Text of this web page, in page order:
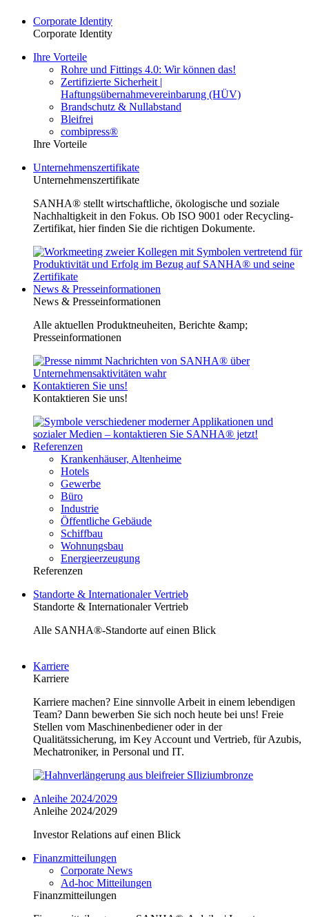
Corporate Identity
Corporate Identity
Ihre Vorteile
Rohre und Fittings 4.0: Wir können das!
Zertifizierte Sicherheit |
Haftungsübernahmevereinbarung (HÜV)
Brandschutz & Nullabstand
Bleifrei
combipress®
Ihre Vorteile
Unternehmenszertifikate
Unternehmenszertifikate
SANHA® stellt wirtschaftliche, ökologische und soziale
Nachhaltigkeit in den Fokus. Ob ISO 9001 oder Recycling-
Zertifikat, hier finden Sie die richtigen Dokumente.
News & Presseinformationen
News & Presseinformationen
Alle aktuellen Produktneuheiten, Berichte &amp;
Presseinformationen
Kontaktieren Sie uns!
Kontaktieren Sie uns!
Referenzen
Krankenhäuser, Altenheime
Hotels
Gewerbe
Büro
Industrie
Öffentliche Gebäude
Schiffbau
Wohnungsbau
Energieerzeugung
Referenzen
Standorte & Internationaler Vertrieb
Standorte & Internationaler Vertrieb
Alle SANHA®-Standorte auf einen Blick
Karriere
Karriere
Karriere machen? Eine sinnvolle Arbeit in einem lebendigen
Team? Dann bewerben Sie sich noch heute bei uns! Freie
Stellen vom Maschinenbediener oder in der
Qualitätssicherung, im Key Account und Vertrieb, für Azubis,
Mechatroniker, in Personal und IT.
Anleihe 2024/2029
Anleihe 2024/2029
Investor Relations auf einen Blick
Finanzmitteilungen
Corporate News
Ad-hoc Mitteilungen
Finanzmitteilungen